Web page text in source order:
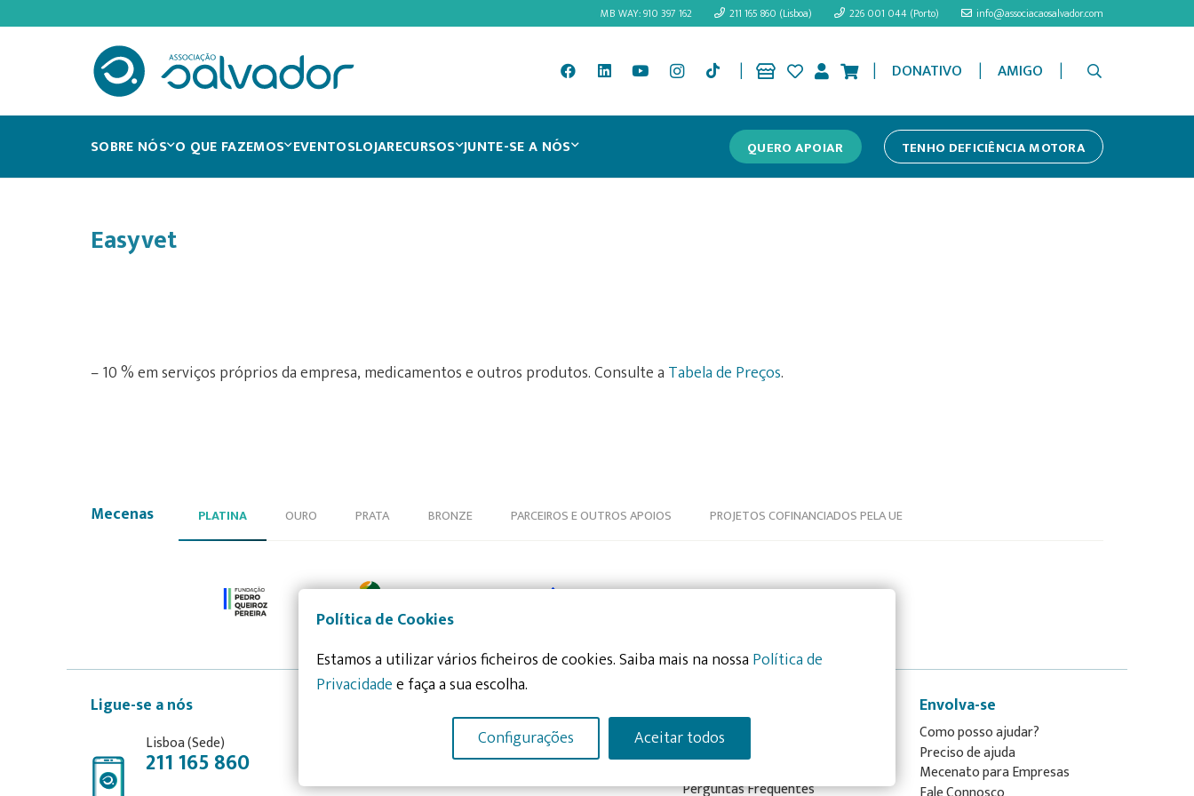
MB WAY: 910 397 162 211 165 860 (Lisboa) 226 001 044 (Porto) info@associacaosalvador.com
| | DONATIVO | AMIGO |
SOBRE NÓS O QUE FAZEMOS EVENTOSLOJARECURSOS JUNTE-SE A NÓS QUERO APOIAR TENHO DEFICIÊNCIA MOTORA
Easyvet
– 10 % em serviços próprios da empresa, medicamentos e outros produtos. Consulte a Tabela de Preços.
Mecenas PLATINA OURO PRATA BRONZE PARCEIROS E OUTROS APOIOS PROJETOS COFINANCIADOS PELA UE
Ligue-se a nós
Lisboa (Sede)
211 165 860
A Associação Salvador
Os nossos Projetos
Manual para pessoas com
deficiência motora
Perguntas Frequentes
Envolva-se
Como posso ajudar?
Preciso de ajuda
Mecenato para Empresas
Política de Cookies
Estamos a utilizar vários ficheiros de cookies. Saiba mais na nossa Política de
Privacidadee faça a sua escolha.
Configurações
Aceitar todos